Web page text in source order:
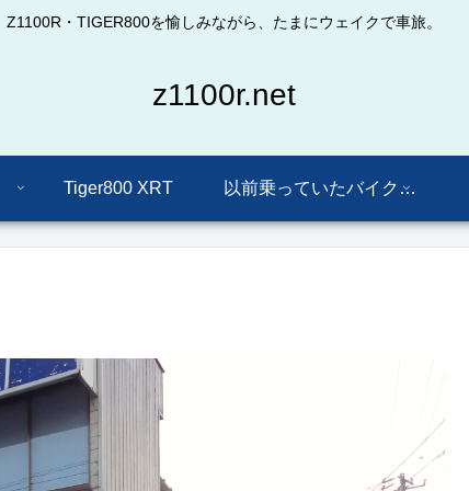
Z1100R・TIGER800を愉しみながら、たまにウェイクで車旅。
z1100r.net
Tiger800 XRT 以前乗っていたバイクたち